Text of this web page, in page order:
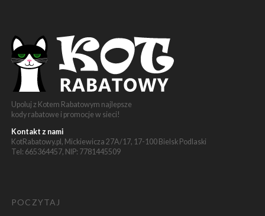
Upoluj z Kotem Rabatowym najlepsze
kody rabatowe i promocje w sieci!
Kontakt z nami
KotRabatowy.pl, Mickiewicza 27A/17, 17-100 Bielsk Podlaski
Tel: 665364457, NIP: 7781445509
POCZYTAJ